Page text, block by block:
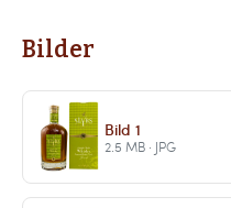
Bilder
Bild 1
2.5 MB · JPG